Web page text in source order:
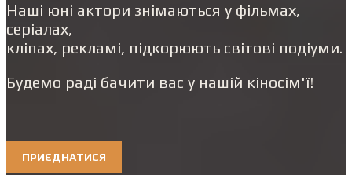
Наші юні актори знімаються у фільмах,
серіалах,
кліпах, рекламі, підкорюють світові подіуми.
Будемо раді бачити вас у нашій кіносім'ї!
ПРИЄДНАТИСЯ